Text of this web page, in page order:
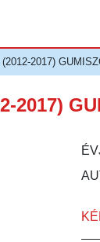
2017)
2017)